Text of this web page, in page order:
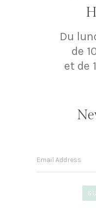
Du
de
et de
Email Address